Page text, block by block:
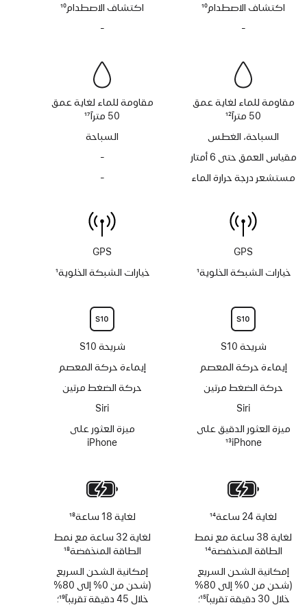
اكتشاف الاصطدام10
-
الإنذار
مقاومة للماء لغاية عمق
50 متراً
12
السباحة، الغطس
مقياس العمق حتى 6 أمتار
مستشعر درجة حرارة الماء
GPS
خيارات الشبكة الخلوية1
شريحة S10
إيماءة حركة المعصم
حركة الضغط مرتين
Siri‏
ميزة العثور الدقيق على
iPhone‏
13
لغاية 24 ساعة
14
لغاية 38 ساعة مع نمط
الطاقة المنخفضة14
إمكانية الشحن السريع
(شحن من 0% إلى 80%
خلال 30 دقيقة تقريباً
15؛
اكتشاف الاصطدام10
-
الإنذار
مقاومة للماء لغاية عمق
50 متراً
17
السباحة
-
حتى
6 أمتار
-
درجة
حرارة الماء
GPS
خيارات الشبكة الخلوية1
شريحة S10
إيماءة حركة المعصم
حركة الضغط مرتين
Siri‏
ميزة العثور على
iPhone
لغاية 18 ساعة
18
لغاية 32 ساعة مع نمط
الطاقة المنخفضة18
إمكانية الشحن السريع
(شحن من 0% إلى 80%
خلال 45 دقيقة تقريباً
19؛